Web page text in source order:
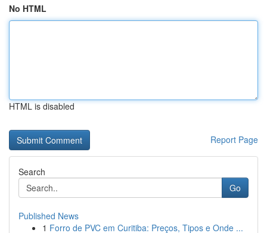
No HTML
HTML is disabled
Report Page
Search
Go
Published News
1 Forro de PVC em Curitiba: Preços, Tipos e Onde ...